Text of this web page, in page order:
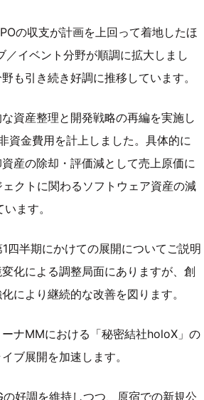
の収支が計画を上回って着地したほ
イベント分野が順調に拡大しまし
も引き続き好調に推移しています。
資産整理と開発戦略の再編を実施し
資金費用を計上しました。具体的に
産の除却・評価減として売上原価に
クトに関わるソフトウェア資産の減
ます。
四半期にかけての展開についてご説明
化による調整局面にありますが、創
により継続的な改善を図ります。
ナMMにおける「秘密結社holoX」の
ブ展開を加速します。
好調を維持しつつ、原宿での新規公